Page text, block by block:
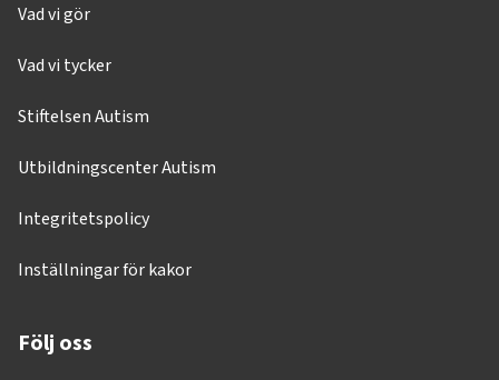
Vad vi gör
Vad vi tycker
Stiftelsen Autism
Utbildningscenter Autism
Integritetspolicy
Inställningar för kakor
Följ oss